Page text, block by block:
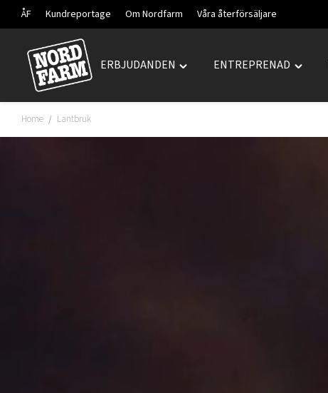
ÅF Kundreportage Om Nordfarm Våra återförsäljare
Hoppa
innehåll
ERBJUDANDEN
Toggle
ENTREPRENAD
Toggle
Home / Lantbruk